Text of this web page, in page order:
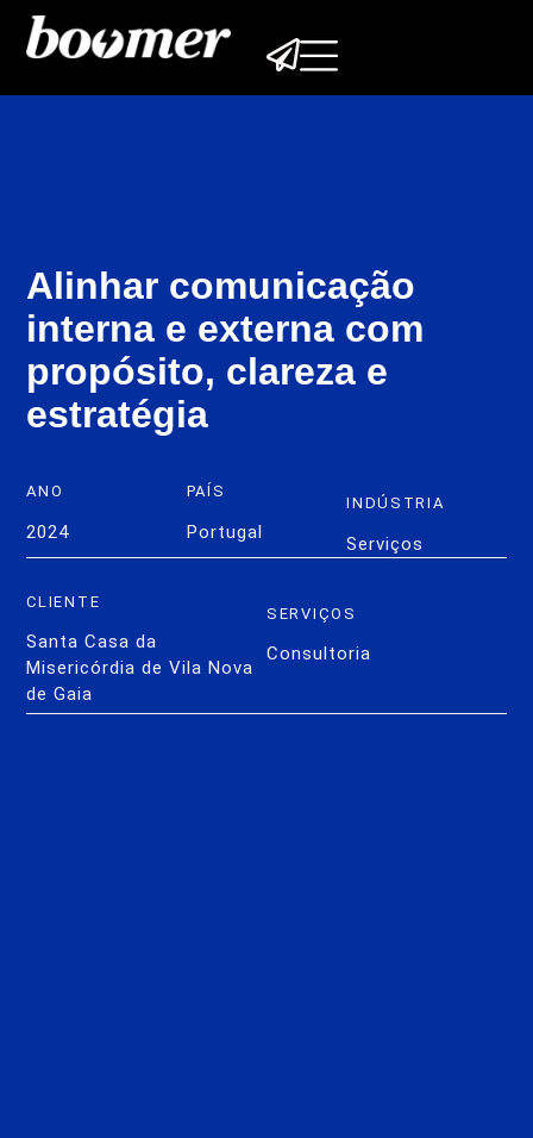
Alinhar comunicação
interna e externa com
propósito, clareza e
estratégia
ANO
2024
PAÍS
Portugal
INDÚSTRIA
Serviços
CLIENTE
Santa Casa da
Misericórdia de Vila Nova
de Gaia
SERVIÇOS
Consultoria